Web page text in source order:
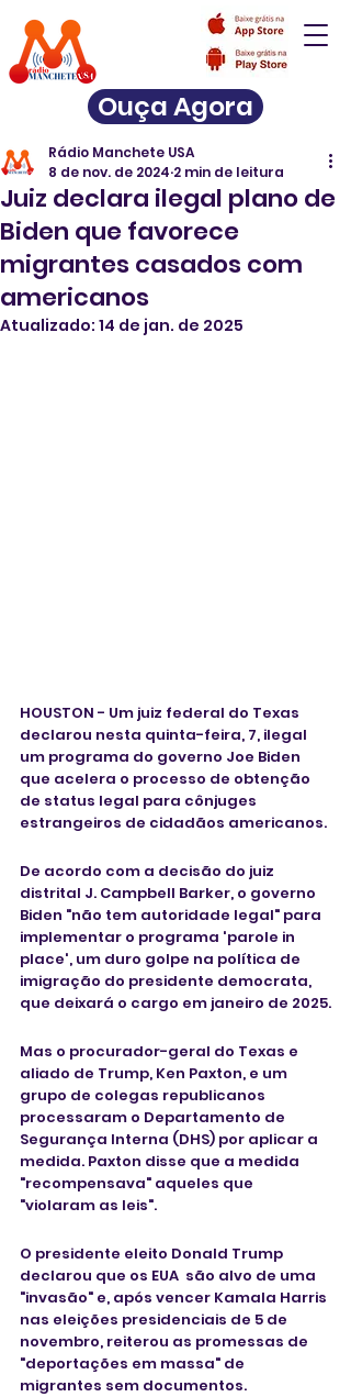
Ouça Agora
Juiz declara ilegal plano de
Biden que favorece
migrantes casados com
americanos
Rádio Manchete USA
8 de nov. de 2024 2 min de leitura
Atualizado: 14 de jan. de 2025
HOUSTON - Um juiz federal do Texas
declarou nesta quinta-feira, 7, ilegal
um programa do governo Joe Biden
que acelera o processo de obtenção
de status legal para cônjuges
estrangeiros de cidadãos americanos.
De acordo com a decisão do juiz
distrital J. Campbell Barker, o governo
Biden "não tem autoridade legal" para
implementar o programa 'parole in
place', um duro golpe na política de
imigração do presidente democrata,
que deixará o cargo em janeiro de 2025.
Mas o procurador-geral do Texas e
aliado de Trump, Ken Paxton, e um
grupo de colegas republicanos
processaram o Departamento de
Segurança Interna (DHS) por aplicar a
medida. Paxton disse que a medida
"recompensava" aqueles que
"violaram as leis".
O presidente eleito Donald Trump
declarou que os EUA  são alvo de uma
"invasão" e, após vencer Kamala Harris
nas eleições presidenciais de 5 de
novembro, reiterou as promessas de
"deportações em massa" de
migrantes sem documentos.